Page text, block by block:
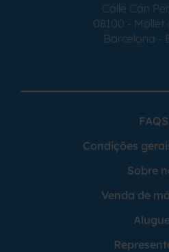
Calle Can
08100 - Mollet
Barcelona -
FAQS
Condições
Sobre
Venda de